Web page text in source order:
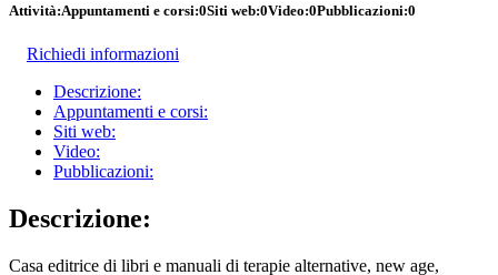
Attività:Appuntamenti e corsi:0Siti web:0Video:0Pubblicazioni:0
Richiedi informazioni
Descrizione:
Appuntamenti e corsi:
Siti web:
Video:
Pubblicazioni:
Descrizione:
Casa editrice di libri e manuali di terapie alternative, new age,